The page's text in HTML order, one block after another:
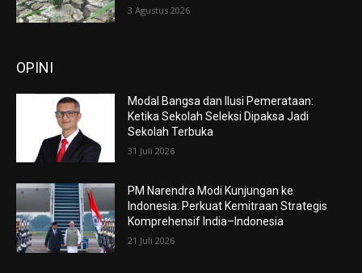
3 Agustus 2026
OPINI
Modal Bangsa dan Ilusi Pemerataan:
Ketika Sekolah Seleksi Dipaksa Jadi
Sekolah Terbuka
31 Juli 2026
PM Narendra Modi Kunjungan ke
Indonesia: Perkuat Kemitraan Strategis
Komprehensif India–Indonesia
21 Juli 2026